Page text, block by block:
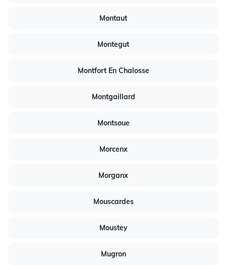
Montaut
Montegut
Montfort En Chalosse
Montgaillard
Montsoue
Morcenx
Morganx
Mouscardes
Moustey
Mugron